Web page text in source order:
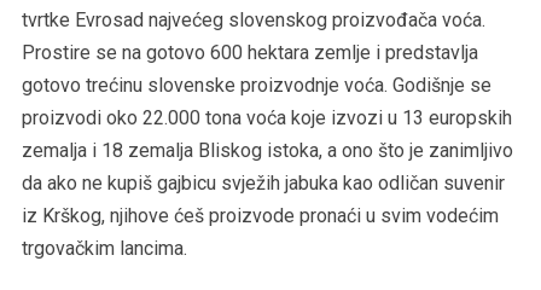
tvrtke Evrosad najvećeg slovenskog proizvođača voća.
Prostire se na gotovo 600 hektara zemlje i predstavlja
gotovo trećinu slovenske proizvodnje voća. Godišnje se
proizvodi oko 22.000 tona voća koje izvozi u 13 europskih
zemalja i 18 zemalja Bliskog istoka, a ono što je zanimljivo
da ako ne kupiš gajbicu svježih jabuka kao odličan suvenir
iz Krškog, njihove ćeš proizvode pronaći u svim vodećim
trgovačkim lancima.